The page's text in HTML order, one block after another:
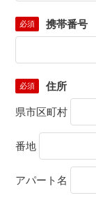
必須 携帯番号
必須 住所
県市区町村
番地
アパート名